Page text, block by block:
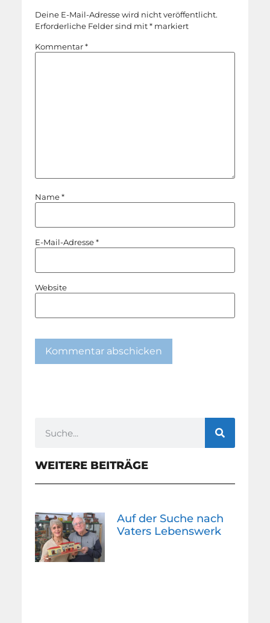
Deine E-Mail-Adresse wird nicht veröffentlicht.
Erforderliche Felder sind mit* markiert
Kommentar*
Name*
E-Mail-Adresse*
Website
WEITERE BEITRÄGE
Auf der Suche nach
Vaters Lebenswerk